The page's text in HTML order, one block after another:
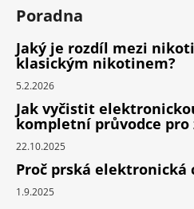
Poradna
Jaký je rozdíl mezi
klasickým nikotinem?
5.2.2026
Jak vyčistit
kompletní průvodce pro
22.10.2025
Proč prská elektronická
1.9.2025